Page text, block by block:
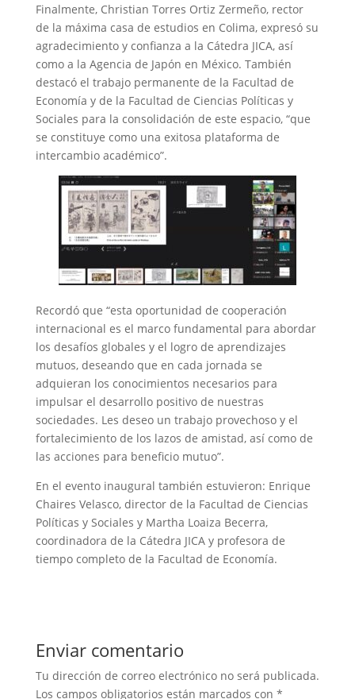
Finalmente, Christian Torres Ortiz Zermeño, rector
de la máxima casa de estudios en Colima, expresó su
agradecimiento y confianza a la Cátedra JICA, así
como a la Agencia de Japón en México. También
destacó el trabajo permanente de la Facultad de
Economía y de la Facultad de Ciencias Políticas y
Sociales para la consolidación de este espacio, “que
se constituye como una exitosa plataforma de
intercambio académico”.
Recordó que “esta oportunidad de cooperación
internacional es el marco fundamental para abordar
los desafíos globales y el logro de aprendizajes
mutuos, deseando que en cada jornada se
adquieran los conocimientos necesarios para
impulsar el desarrollo positivo de nuestras
sociedades. Les deseo un trabajo provechoso y el
fortalecimiento de los lazos de amistad, así como de
las acciones para beneficio mutuo”.
En el evento inaugural también estuvieron: Enrique
Chaires Velasco, director de la Facultad de Ciencias
Políticas y Sociales y Martha Loaiza Becerra,
coordinadora de la Cátedra JICA y profesora de
tiempo completo de la Facultad de Economía.
Enviar comentario
Tu dirección de correo electrónico no será publicada.
Los campos obligatorios están marcados con *